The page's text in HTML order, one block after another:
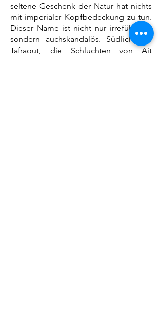
seltene Geschenk der Natur hat nichts
mit imperialer Kopfbedeckung zu tun.
Dieser Name ist nicht nur irreführend,
sondern auchskandalös. Südlich von
Tafraout, die Schluchten von Ait